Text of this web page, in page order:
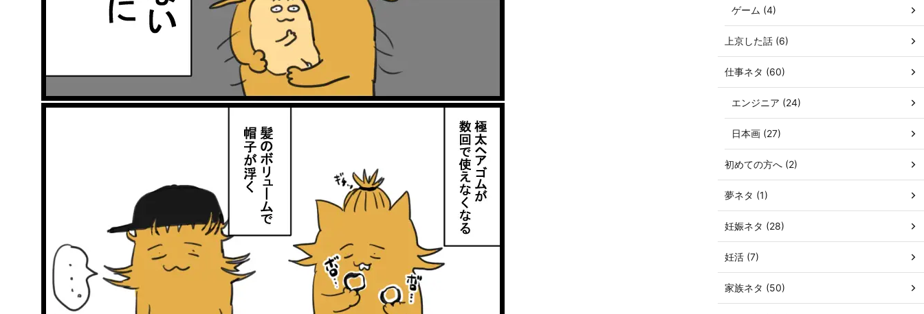
ゲーム (4)
上京した話 (6)
仕事ネタ (60)
エンジニア (24)
日本画 (27)
初めての方へ (2)
夢ネタ (1)
妊娠ネタ (28)
妊活 (7)
家族ネタ (50)